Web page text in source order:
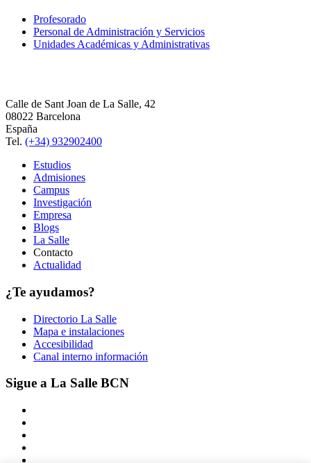
Profesorado
Personal de Administración y Servicios
Unidades Académicas y Administrativas
Calle de Sant Joan de La Salle, 42
08022 Barcelona
España
Tel. (+34) 932902400
Estudios
Admisiones
Campus
Investigación
Empresa
Blogs
La Salle
Contacto
Actualidad
¿Te ayudamos?
Directorio La Salle
Mapa e instalaciones
Accesibilidad
Canal interno información
Sigue a La Salle BCN